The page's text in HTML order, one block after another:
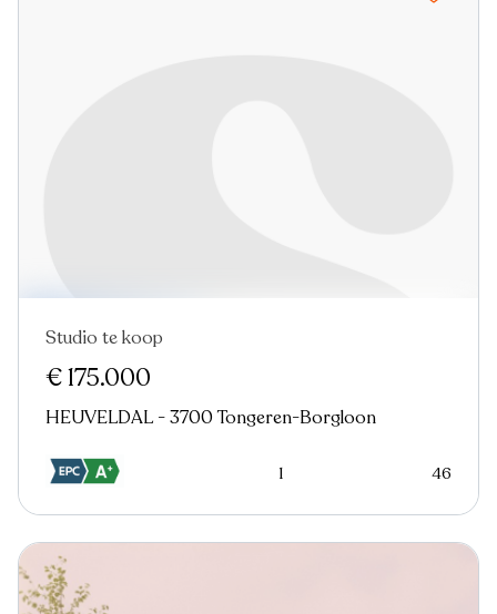
Studio te koop
€ 175.000
HEUVELDAL - 3700 Tongeren-Borgloon
1 46